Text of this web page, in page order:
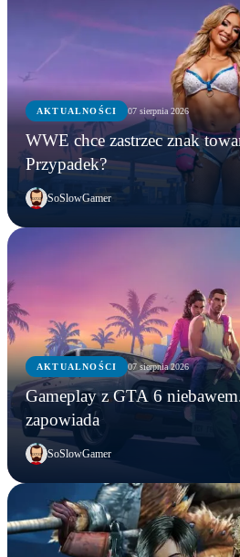
AKTUALNOŚCI 07 sierpnia 2026
WWE chce zastrzec znak
Przypadek?
SoSlowGamer
AKTUALNOŚCI 07 sierpnia 2026
Gameplay z GTA 6
zapowiada
SoSlowGamer